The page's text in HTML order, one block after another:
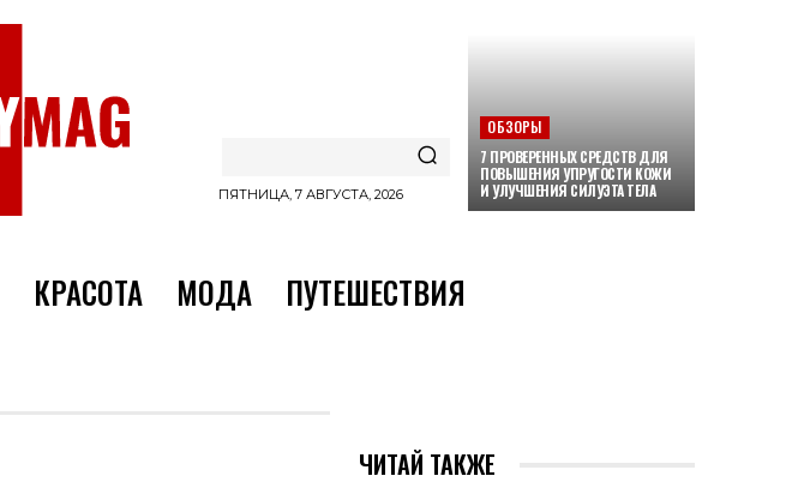
ПЯТНИЦА, 7 АВГУСТА, 2026
ОБЗОРЫ
7 ПРОВЕРЕННЫХ СРЕДСТВ ДЛЯ
ПОВЫШЕНИЯ УПРУГОСТИ КОЖИ
И УЛУЧШЕНИЯ СИЛУЭТА ТЕЛА
КРАСОТА МОДА ПУТЕШЕСТВИЯ
ЧИТАЙ ТАКЖЕ